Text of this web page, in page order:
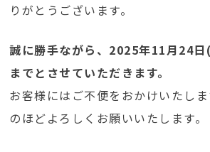
りがとうございます。
誠に勝手ながら、2025年11月24
までとさせていただきます。
お客様にはご不便をおかけいたし
のほどよろしくお願いいたします。